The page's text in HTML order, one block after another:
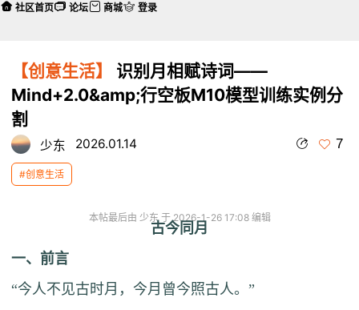
【创意生活】
识别月相赋诗词——
Mind+2.0&amp;行空板M10模型训练实例分
割
少东 2026.01.14 7
#创意生活
本帖最后由 少东 于 2026-1-26 17:08 编辑
古今同月
一、前言
“今人不见古时月，今月曾今照古人。”
社区首页 论坛 商城 登录